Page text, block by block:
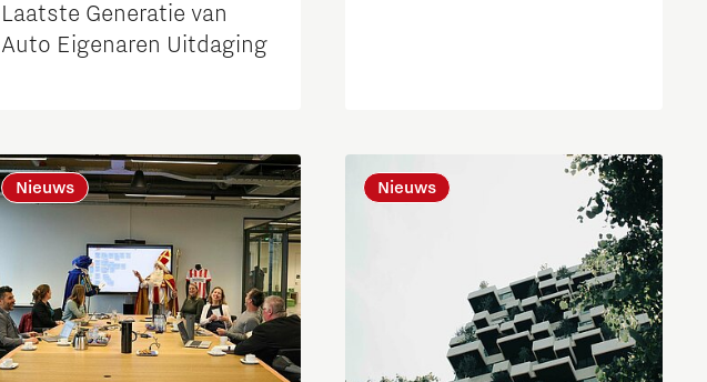
Laatste Generatie van
Auto Eigenaren Uitdaging
Nieuws Nieuws